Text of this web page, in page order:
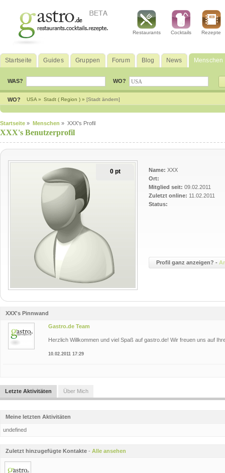
Restaurants Cocktails Rezepte
Startseite Guides Gruppen Forum Blog News Menschen
WAS? WO?
WO? USA » Stadt ( Region ) » [Stadt ändern]
Startseite » Menschen » XXX's Profil
XXX's Benutzerprofil
0 pt Name: XXX
Ort:
Mitglied seit: 09.02.2011
Zuletzt online: 11.02.2011
Status:
Profil ganz anzeigen? -
XXX's Pinnwand
Gastro.de Team
Herzlich Willkommen und viel Spaß auf gastro.de! Wir freuen uns auf
10.02.2011 17:29
Letzte Aktivitäten Über Mich
Meine letzten Aktivitäten
undefined
Zuletzt hinzugefügte Kontakte - Alle ansehen